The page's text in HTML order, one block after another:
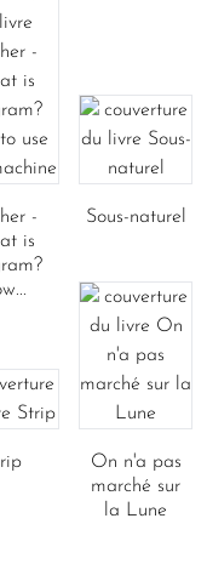
-
is
Sous-naturel
On n'a pas
marché sur
la Lune